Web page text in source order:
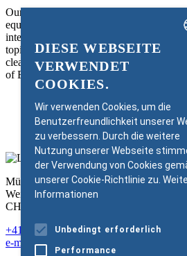
Our Partner EDGE Certified recently
equality at the workplace in Switzerland.
internal and public sources that give an
topic of gender diversity. The results are
clearly show that a lot is yet to be
of EDGE-Certified!
PDF Download
EDGE Certified
Müller-Möhl Foundation
Weinplatz 10
CH-8001 Zürich
+41 43 344 66 75
e-mail@mm-foundation.org
DIESE WEBSEITE
VERWENDET
COOKIES.
Wir verwenden Cookies, um die
Benutzerfreundlichkeit unserer
zu verbessern. Durch die weitere
Nutzung unserer Webseite
der Verwendung von Cookies
unserer Cookie-Richtlinie zu.
Informationen
Unbedingt erforderlich
Performance